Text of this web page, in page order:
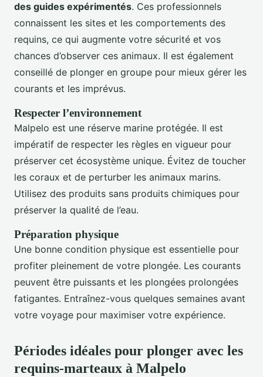
des guides expérimentés. Ces professionnels
connaissent les sites et les comportements des
requins, ce qui augmente votre sécurité et vos
chances d’observer ces animaux. Il est également
conseillé de plonger en groupe pour mieux gérer les
courants et les imprévus.
Respecter l’environnement
Malpelo est une réserve marine protégée. Il est
impératif de respecter les règles en vigueur pour
préserver cet écosystème unique. Évitez de toucher
les coraux et de perturber les animaux marins.
Utilisez des produits sans produits chimiques pour
préserver la qualité de l’eau.
Préparation physique
Une bonne condition physique est essentielle pour
profiter pleinement de votre plongée. Les courants
peuvent être puissants et les plongées prolongées
fatigantes. Entraînez-vous quelques semaines avant
votre voyage pour maximiser votre expérience.
Périodes idéales pour plonger avec les
requins-marteaux à Malpelo